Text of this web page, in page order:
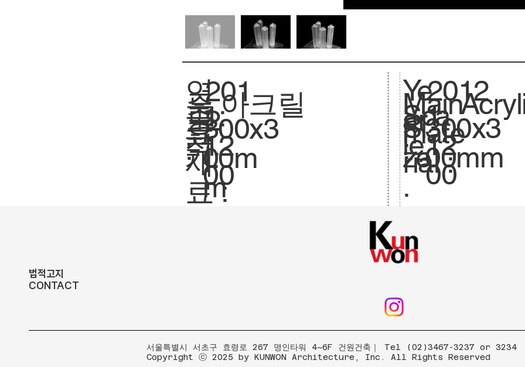
연
도
:
201
2
주
요
재
료 :
축
척.
아크릴
1:
12
00
크
기.
300x3
00m
m
Ye
ar
:
Main
mate
rial :
Sca
le.
Si
ze
.
2012
1:
12
00
300x3
00mm
법적고지
CONTACT
​서울특별시 서초구 효령로 267 명인타워 4~6F 건원건축｜ Tel (02)3467-3237 or 3234
Copyright ⓒ 2025 by KUNWON Architecture, Inc. All Rights Reserved